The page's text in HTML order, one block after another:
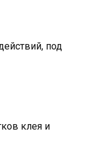
под
клея и